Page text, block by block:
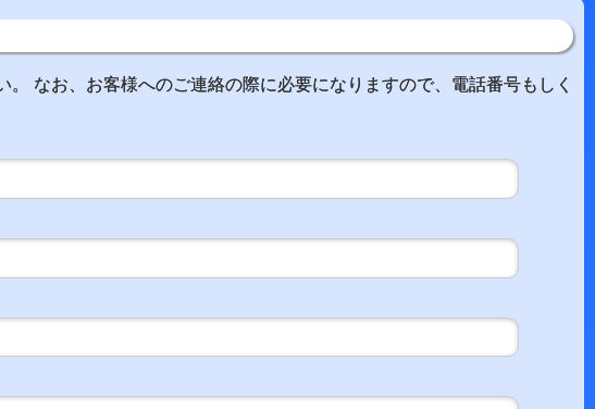
なお、お客様へのご連絡の際に必要になりますので、電話番号もしく